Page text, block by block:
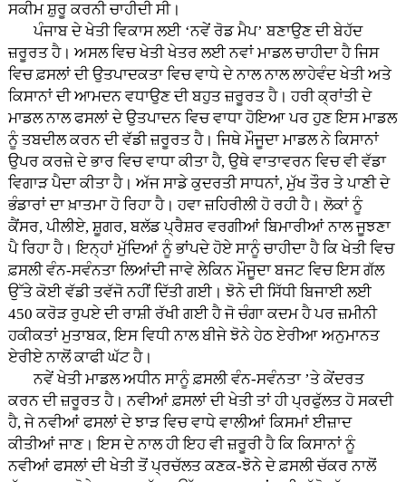
ਸਕੀਮ ਸ਼ੁਰੂ ਕਰਨੀ ਚਾਹੀਦੀ ਸੀ।
ਪੰਜਾਬ ਦੇ ਖੇਤੀ ਵਿਕਾਸ ਲਈ ‘ਨਵੇਂ ਰੋਡ ਮੈਪ’ ਬਣਾਉਣ ਦੀ ਬੇਹੱਦ
ਜ਼ਰੂਰਤ ਹੈ। ਅਸਲ ਵਿਚ ਖੇਤੀ ਖੇਤਰ ਲਈ ਨਵਾਂ ਮਾਡਲ ਚਾਹੀਦਾ ਹੈ ਜਿਸ
ਵਿਚ ਫ਼ਸਲਾਂ ਦੀ ਉਤਪਾਦਕਤਾ ਵਿਚ ਵਾਧੇ ਦੇ ਨਾਲ ਨਾਲ ਲਾਹੇਵੰਦ ਖੇਤੀ ਅਤੇ
ਕਿਸਾਨਾਂ ਦੀ ਆਮਦਨ ਵਧਾਉਣ ਦੀ ਬਹੁਤ ਜ਼ਰੂਰਤ ਹੈ। ਹਰੀ ਕ੍ਰਾਂਤੀ ਦੇ
ਮਾਡਲ ਨਾਲ ਫਸਲਾਂ ਦੇ ਉਤਪਾਦਨ ਵਿਚ ਵਾਧਾ ਹੋਇਆ ਪਰ ਹੁਣ ਇਸ ਮਾਡਲ
ਨੂੰ ਤਬਦੀਲ ਕਰਨ ਦੀ ਵੱਡੀ ਜ਼ਰੂਰਤ ਹੈ। ਜਿਥੇ ਮੌਜੂਦਾ ਮਾਡਲ ਨੇ ਕਿਸਾਨਾਂ
ਉਪਰ ਕਰਜ਼ੇ ਦੇ ਭਾਰ ਵਿਚ ਵਾਧਾ ਕੀਤਾ ਹੈ, ਉਥੇ ਵਾਤਾਵਰਨ ਵਿਚ ਵੀ ਵੱਡਾ
ਵਿਗਾੜ ਪੈਦਾ ਕੀਤਾ ਹੈ। ਅੱਜ ਸਾਡੇ ਕੁਦਰਤੀ ਸਾਧਨਾਂ, ਮੁੱਖ ਤੌਰ ਤੇ ਪਾਣੀ ਦੇ
ਭੰਡਾਰਾਂ ਦਾ ਖ਼ਾਤਮਾ ਹੋ ਰਿਹਾ ਹੈ। ਹਵਾ ਜ਼ਹਿਰੀਲੀ ਹੋ ਰਹੀ ਹੈ। ਲੋਕਾਂ ਨੂੰ
ਕੈਂਸਰ, ਪੀਲੀਏ, ਸ਼ੂਗਰ, ਬਲੱਡ ਪ੍ਰੈਸ਼ਰ ਵਰਗੀਆਂ ਬਿਮਾਰੀਆਂ ਨਾਲ ਜੂਝਣਾ
ਪੈ ਰਿਹਾ ਹੈ। ਇਨ੍ਹਾਂ ਮੁੱਦਿਆਂ ਨੂੰ ਭਾਂਪਦੇ ਹੋਏ ਸਾਨੂੰ ਚਾਹੀਦਾ ਹੈ ਕਿ ਖੇਤੀ ਵਿਚ
ਫ਼ਸਲੀ ਵੰਨ-ਸਵੰਨਤਾ ਲਿਆਂਦੀ ਜਾਵੇ ਲੇਕਿਨ ਮੌਜੂਦਾ ਬਜਟ ਵਿਚ ਇਸ ਗੱਲ
ਉੱਤੇ ਕੋਈ ਵੱਡੀ ਤਵੱਜੋ ਨਹੀਂ ਦਿੱਤੀ ਗਈ। ਝੋਨੇ ਦੀ ਸਿੱਧੀ ਬਿਜਾਈ ਲਈ
450 ਕਰੋੜ ਰੁਪਏ ਦੀ ਰਾਸ਼ੀ ਰੱਖੀ ਗਈ ਹੈ ਜੋ ਚੰਗਾ ਕਦਮ ਹੈ ਪਰ ਜ਼ਮੀਨੀ
ਹਕੀਕਤਾਂ ਮੁਤਾਬਕ, ਇਸ ਵਿਧੀ ਨਾਲ ਬੀਜੇ ਝੋਨੇ ਹੇਠ ਏਰੀਆ ਅਨੁਮਾਨਤ
ਏਰੀਏ ਨਾਲੋਂ ਕਾਫੀ ਘੱਟ ਹੈ।
ਨਵੇਂ ਖੇਤੀ ਮਾਡਲ ਅਧੀਨ ਸਾਨੂੰ ਫ਼ਸਲੀ ਵੰਨ-ਸਵੰਨਤਾ ’ਤੇ ਕੇਂਦਰਤ
ਕਰਨ ਦੀ ਜ਼ਰੂਰਤ ਹੈ। ਨਵੀਆਂ ਫ਼ਸਲਾਂ ਦੀ ਖੇਤੀ ਤਾਂ ਹੀ ਪ੍ਰਫੁੱਲਤ ਹੋ ਸਕਦੀ
ਹੈ, ਜੇ ਨਵੀਆਂ ਫਸਲਾਂ ਦੇ ਝਾੜ ਵਿਚ ਵਾਧੇ ਵਾਲੀਆਂ ਕਿਸਮਾਂ ਈਜ਼ਾਦ
ਕੀਤੀਆਂ ਜਾਣ। ਇਸ ਦੇ ਨਾਲ ਹੀ ਇਹ ਵੀ ਜ਼ਰੂਰੀ ਹੈ ਕਿ ਕਿਸਾਨਾਂ ਨੂੰ
ਨਵੀਆਂ ਫਸਲਾਂ ਦੀ ਖੇਤੀ ਤੋਂ ਪ੍ਰਚੱਲਤ ਕਣਕ-ਝੋਨੇ ਦੇ ਫ਼ਸਲੀ ਚੱਕਰ ਨਾਲੋਂ